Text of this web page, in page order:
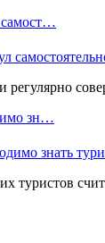
самост…
зн…